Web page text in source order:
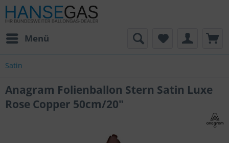
Menü
Satin
Anagram Folienballon Stern Satin Luxe
Rose Copper 50cm/20"